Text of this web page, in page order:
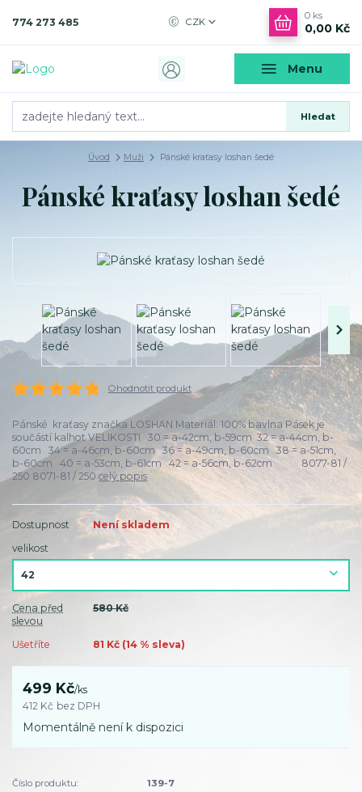
Menu
CZK
Hledat
774 273 485
0 ks
0,00 Kč
Úvod Muži Pánské kraťasy loshan šedé
Pánské kraťasy loshan šedé
Ohodnotit produkt
Pánské kraťasy značka LOSHAN Materiál: 100% bavlna Pásek je
součástí kalhot VELIKOSTI 30 = a-42cm, b-59cm 32 = a-44cm, b-
60cm 34 = a-46cm, b-60cm 36 = a-49cm, b-60cm 38 = a-51cm,
b-60cm 40 = a-53cm, b-61cm 42 = a-56cm, b-62cm 8077-81 /
250 8071-81 / 250 celý popis
Dostupnost
Není skladem
velikost
Cena před
slevou
580 Kč
Ušetříte 81 Kč (14 % sleva)
499 Kč/ks
412 Kč bez DPH
Momentálně není k dispozici
Číslo produktu:
139-7